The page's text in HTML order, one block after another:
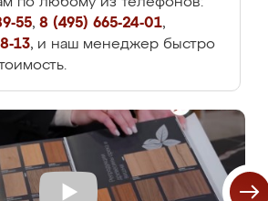
55, 8 (495) 665-24-01,
13, и наш менеджер быстро